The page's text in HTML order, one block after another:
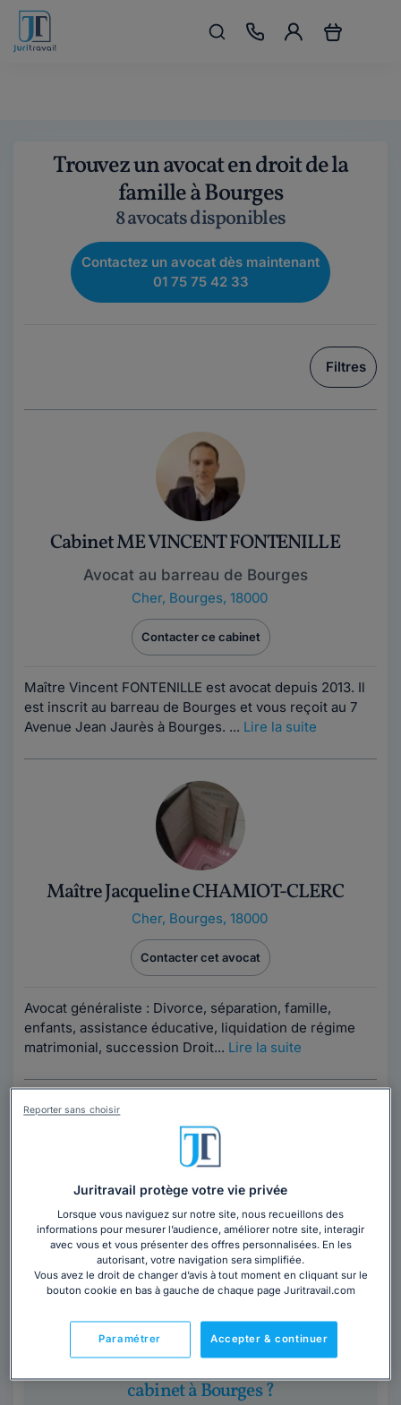
Trouvez un avocat en droit de la
famille à Bourges
8 avocats disponibles
Contactez un avocat dès maintenant
01 75 75 42 33
Filtres
Cabinet ME VINCENT FONTENILLE
Avocat au barreau de Bourges
Cher, Bourges, 18000
Contacter ce cabinet
Maître Vincent FONTENILLE est avocat depuis 2013. Il
est inscrit au barreau de Bourges et vous reçoit au 7
Avenue Jean Jaurès à Bourges. ... Lire la suite
Maître Jacqueline CHAMIOT-CLERC
Cher, Bourges, 18000
Contacter cet avocat
Avocat généraliste : Divorce, séparation, famille,
enfants, assistance éducative, liquidation de régime
matrimonial, succession Droit... Lire la suite
Maître Margaux BOULANGER
Avocat au barreau de Bourges
Cher,Bourges, 18000
cabinet à Bourges ?
Juritravail protège votre vie privée
Lorsque vous naviguez sur notre site, nous recueillons des
informations pour mesurer l’audience, améliorer notre site, interagir
avec vous et vous présenter des offres personnalisées. En les
autorisant, votre navigation sera simplifiée.
Vous avez le droit de changer d’avis à tout moment en cliquant sur le
bouton cookie en bas à gauche de chaque page Juritravail.com
Accepter & continuer
Paramétrer
Reporter sans choisir